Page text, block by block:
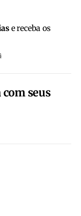
e receba os
seus